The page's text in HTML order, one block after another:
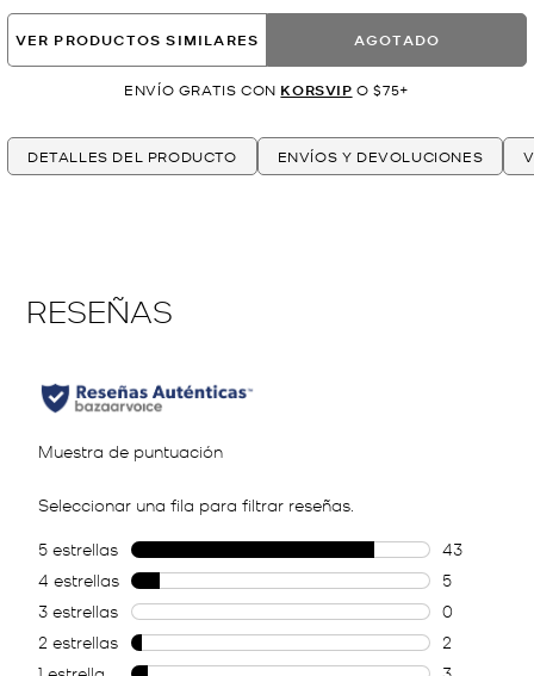
VER PRODUCTOS SIMILARES AGOTADO
ENVÍO GRATIS CON KORSVIP O $75+
DETALLES DEL PRODUCTO ENVÍOS Y DEVOLUCIONES